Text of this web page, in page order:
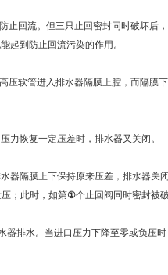
回流。但三只止回密封同时破坏后，
起到防止回流污染的作用。
压软管进入排水器隔膜上腔，而隔膜
力恢复一定压差时，排水器又关闭。
器隔膜上下保持原来压差，排水器关
；此时，如第①个止回阀同时密封被
排水。当进口压力下降至零或负压